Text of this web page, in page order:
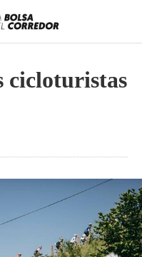
cicloturistas